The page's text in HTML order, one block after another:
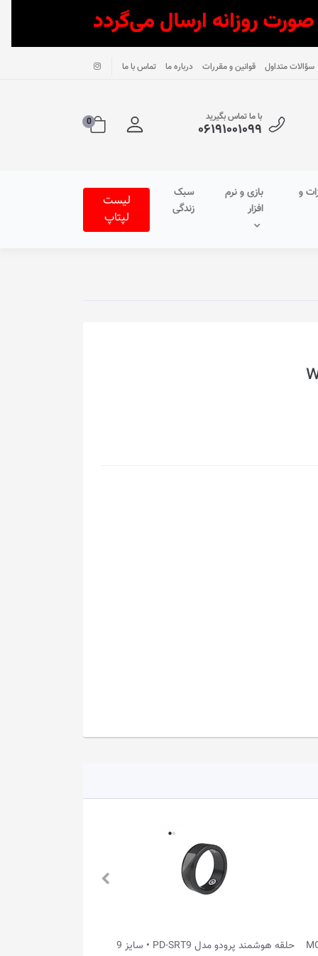
سؤالات متداول قوانین و مقررات درباره ما تماس با ما
با ما تماس بگیرید
۰۶۱۹۱۰۰۱۰۹۹ 0
و
بازی و نرم
افزار
سبک
زندگی
لیست
لپتاپ
دستبند سلامتی WHOOP مدل MG LIFE